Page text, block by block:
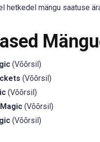
mängu saatuse
(Võõrsil)
(Võõrsil)
(Võõrsil)
(Võõrsil)
(Võõrsil)